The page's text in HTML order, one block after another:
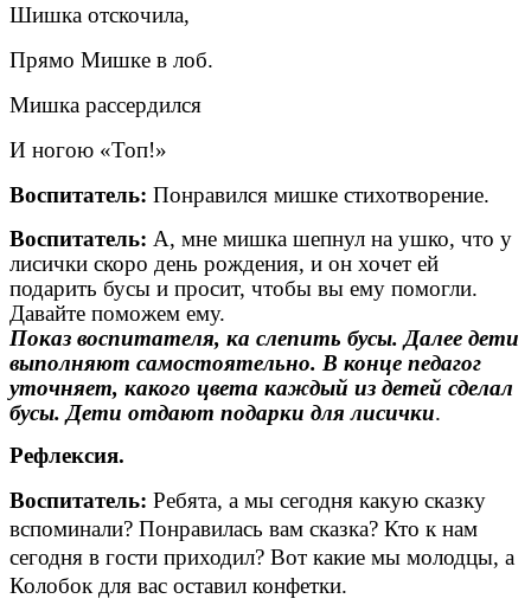
Шишка отскочила,
Прямо Мишке в лоб.
Мишка рассердился
И ногою «Топ!»
Воспитатель: Понравился мишке стихотворение.
Воспитатель: А, мне мишка шепнул на ушко, что у
лисички скоро день рождения, и он хочет ей
подарить бусы и просит, чтобы вы ему помогли.
Давайте поможем ему.
Показ воспитателя, ка слепить бусы. Далее дети
выполняют самостоятельно. В конце педагог
уточняет, какого цвета каждый из детей сделал
бусы. Дети отдают подарки для лисички.
Рефлексия.
Воспитатель: Ребята, а мы сегодня какую сказку
вспоминали? Понравилась вам сказка? Кто к нам
сегодня в гости приходил? Вот какие мы молодцы, а
Колобок для вас оставил конфетки.